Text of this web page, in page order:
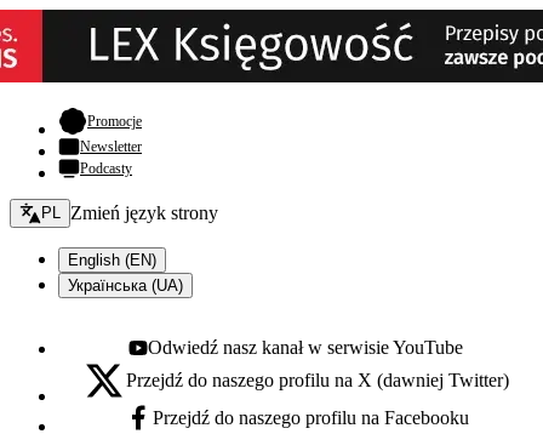
Promocje- otwiera się w nowej karcie
Newsletter
Podcasty
Zmień język - bieżący:
PL Zmień język strony
English (EN)
Українська (UA)
Youtube - otwiera się w nowej karcie
Odwiedź nasz kanał w serwisie YouTube
X - otwiera się w nowej karcie
Przejdź do naszego profilu na X (dawniej Twitter)
Facebook - otwiera się w nowej karcie
Przejdź do naszego profilu na Facebooku